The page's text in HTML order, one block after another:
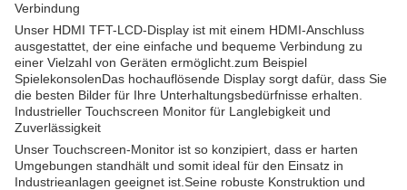
Verbindung
Unser HDMI TFT-LCD-Display ist mit einem HDMI-Anschluss
ausgestattet, der eine einfache und bequeme Verbindung zu
einer Vielzahl von Geräten ermöglicht.zum Beispiel
SpielekonsolenDas hochauflösende Display sorgt dafür, dass Sie
die besten Bilder für Ihre Unterhaltungsbedürfnisse erhalten.
Industrieller Touchscreen Monitor für Langlebigkeit und
Zuverlässigkeit
Unser Touchscreen-Monitor ist so konzipiert, dass er harten
Umgebungen standhält und somit ideal für den Einsatz in
Industrieanlagen geeignet ist.Seine robuste Konstruktion und